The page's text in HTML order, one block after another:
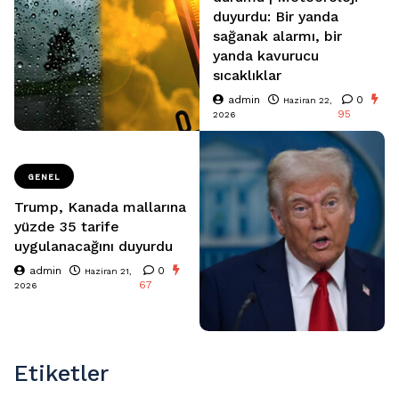
duyurdu: Bir yanda
sağanak alarmı, bir
yanda kavurucu
sıcaklıklar
admin
Haziran 22,
2026
0
95
GENEL
Trump, Kanada mallarına
yüzde 35 tarife
uygulanacağını duyurdu
admin
Haziran 21,
2026
0
67
Etiketler